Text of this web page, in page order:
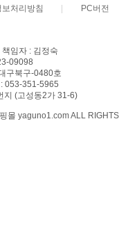
보처리방침 PC버전
임자 : 김정숙
09098
구북구-0480호
053-351-5965
지 (고성동2가 31-6)
몰 yaguno1.com ALL RIGHTS